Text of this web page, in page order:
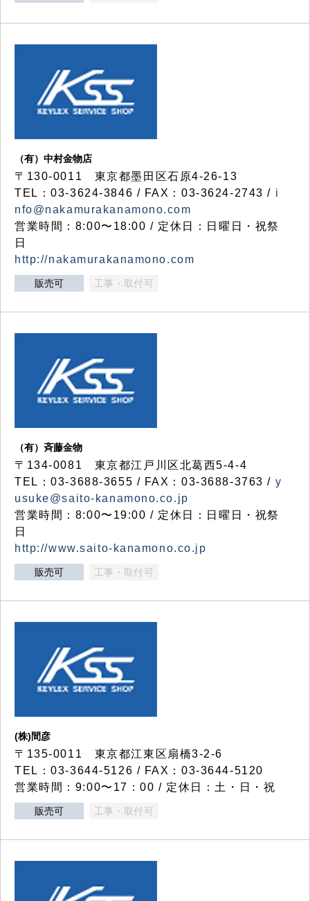
（有）中村金物店
〒130-0011 東京都墨田区石原4-26-13
TEL：03-3624-3846 / FAX：03-3624-2743 / i
nfo@nakamurakanamono.com
営業時間：8:00〜18:00 / 定休日：日曜日・祝祭
日
http://nakamurakanamono.com
販売可 工事・取付可
（有）斉藤金物
〒134-0081 東京都江戸川区北葛西5-4-4
TEL：03-3688-3655 / FAX：03-3688-3763 / y
usuke@saito-kanamono.co.jp
営業時間：8:00〜19:00 / 定休日：日曜日・祝祭
日
http://www.saito-kanamono.co.jp
販売可 工事・取付可
(株)間彦
〒135-0011 東京都江東区扇橋3-2-6
TEL：03-3644-5126 / FAX：03-3644-5120
営業時間：9:00〜17：00 / 定休日：土・日・祝
販売可 工事・取付可